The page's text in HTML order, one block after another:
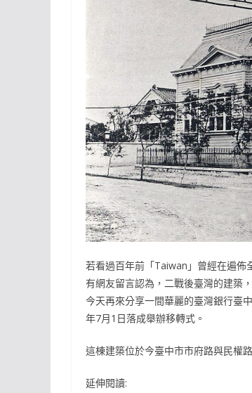
若看過百年前「Taiwan」曾經在遍佈
有網友留言認為，二戰後臺灣的建築
今天再來分享一間華麗的臺灣銀行臺
年7月1日落成舉辦移轉式。
這棟建築位於今臺中市市府路與民權
延伸閱讀: